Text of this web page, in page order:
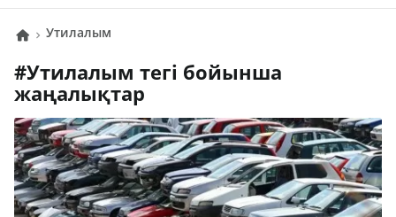
Утилалым
# Утилалым тегі бойынша
жаңалықтар